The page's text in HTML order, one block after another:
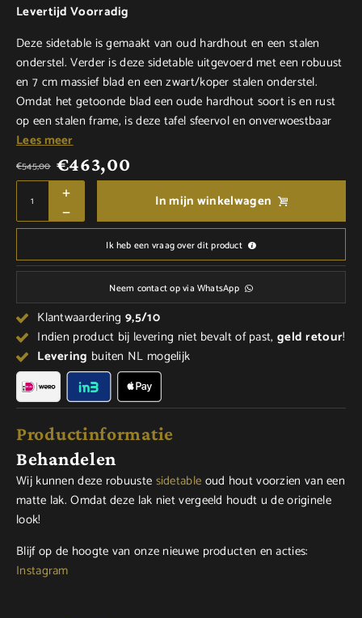
Levertijd Voorradig
Deze sidetable is gemaakt van oud hardhout en een stalen
onderstel. Verder is deze sidetable uitgevoerd met een robuust
en 7 cm massief blad en een zwart/koper stalen onderstel.
Omdat het getoonde blad een oude hardhout soort is en rust
op een stalen frame, is deze tafel sfeervol en onverwoestbaar
Lees meer
€545,00 €463,00
In mijn winkelwagen
Ik heb een vraag over dit product
Neem contact op via WhatsApp
Klantwaardering9,5/10
Indien product bij levering niet bevalt of past, geld retour!
Levering buiten NL mogelijk
Productinformatie
Behandelen
Wij kunnen deze robuuste sidetable oud hout voorzien van een
matte lak. Omdat deze lak niet vergeeld houdt u de originele
look!
Blijf op de hoogte van onze nieuwe producten en acties:
Instagram